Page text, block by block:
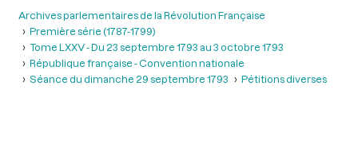
Archives parlementaires de la Révolution Française
Première série (1787-1799)
Tome LXXV - Du 23 septembre 1793 au 3 octobre 1793
République française - Convention nationale
Séance du dimanche 29 septembre 1793
Pétitions diverses